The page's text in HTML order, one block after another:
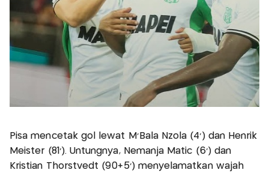
Pisa mencetak gol lewat M’Bala Nzola (4’) dan Henrik
Meister (81’). Untungnya, Nemanja Matic (6’) dan
Kristian Thorstvedt (90+5’) menyelamatkan wajah